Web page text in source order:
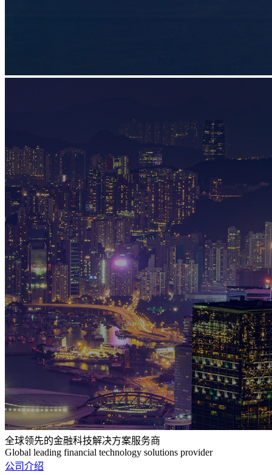
全球领先的金融科技解决方案服务商
Global leading financial technology solutions provider
公司介绍